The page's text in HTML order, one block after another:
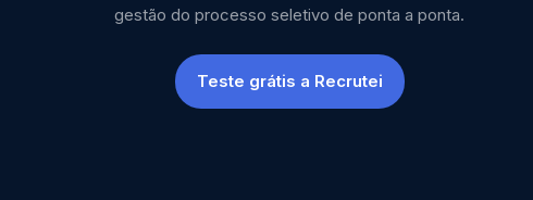
gestão do processo seletivo de ponta a ponta.
Teste grátis a Recrutei